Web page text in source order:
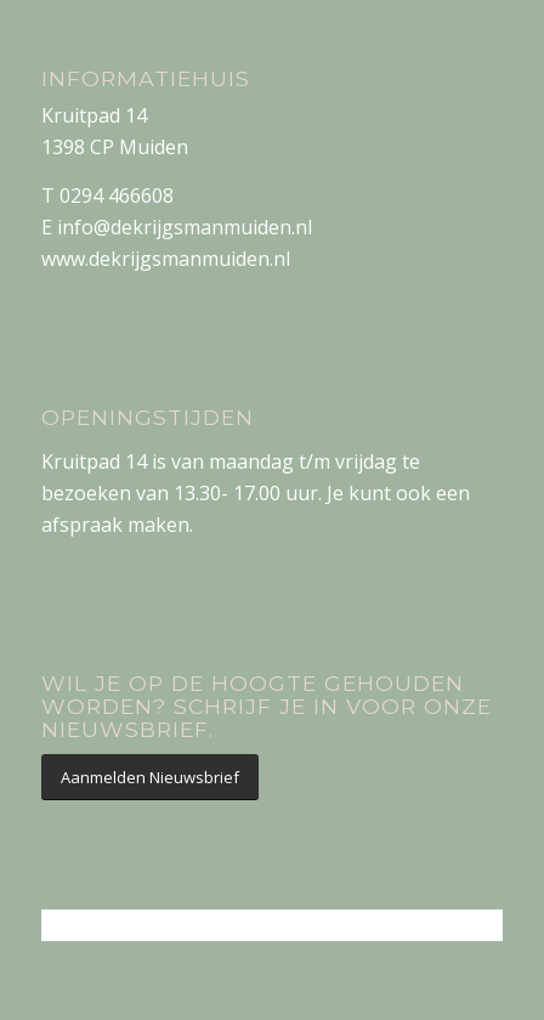
INFORMATIEHUIS
Kruitpad 14
1398 CP Muiden
T 0294 466608
E info@dekrijgsmanmuiden.nl
www.dekrijgsmanmuiden.nl
OPENINGSTIJDEN
Kruitpad 14 is van maandag t/m vrijdag te
bezoeken van 13.30- 17.00 uur. Je kunt ook een
afspraak maken.
WIL JE OP DE HOOGTE GEHOUDEN
WORDEN? SCHRIJF JE IN VOOR ONZE
NIEUWSBRIEF.
Aanmelden Nieuwsbrief